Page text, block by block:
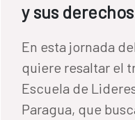
y sus
En esta jornada
quiere resaltar el trabajo realizado por la
Escuela de
Paragua, que